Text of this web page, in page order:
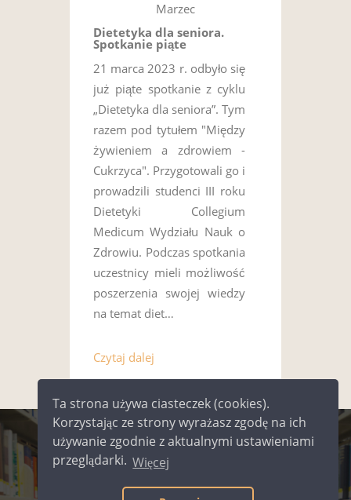
Ta strona używa ciasteczek (cookies).
Korzystając ze strony wyrażasz zgodę na ich
używanie zgodnie z aktualnymi ustawieniami
przeglądarki. Więcej
Marzec
Dietetyka dla seniora.
Spotkanie piąte
21 marca 2023 r. odbyło się
już piąte spotkanie z cyklu
„Dietetyka dla seniora”. Tym
razem pod tytułem "Między
żywieniem a zdrowiem -
Cukrzyca". Przygotowali go i
prowadzili studenci III roku
Dietetyki Collegium
Medicum Wydziału Nauk o
Zdrowiu. Podczas spotkania
uczestnicy mieli możliwość
poszerzenia swojej wiedzy
na temat diet…
Czytaj dalej
©2026Miejska Biblioteka Publiczna
im. Jerzego Pilcha w Kielcach |
Polityka prywatności|